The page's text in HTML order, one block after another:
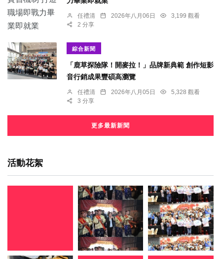
任禮清 2026年八月06日
3,199 觀看
2 分享
綜合新聞
「鹿草探險隊！開麥拉！」品牌新典範 創作短影
音行銷成果豐碩高瀏覽
任禮清 2026年八月05日
5,328 觀看
3 分享
更多最新新聞
活動花絮